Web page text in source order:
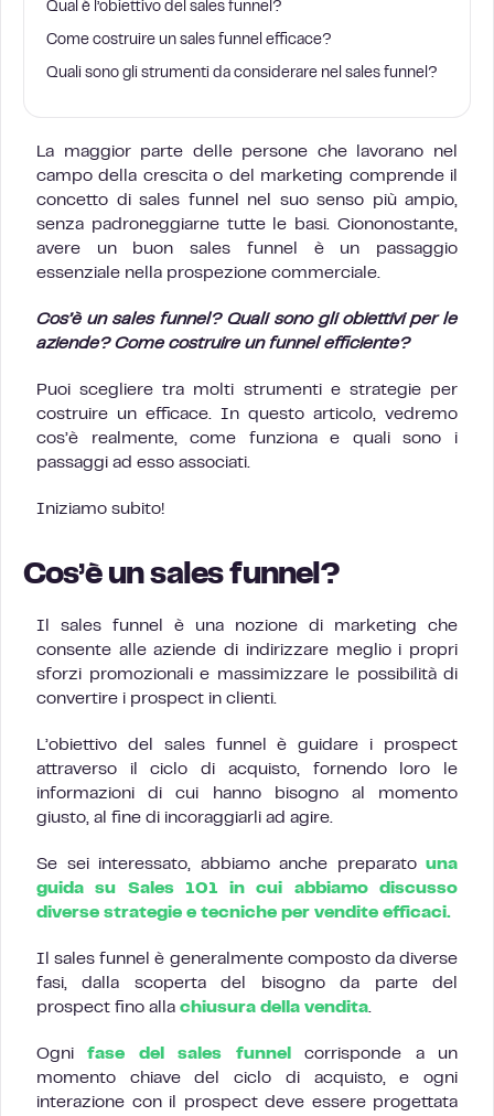
Qual è l’obiettivo del sales funnel?
Come costruire un sales funnel efficace?
Quali sono gli strumenti da considerare nel sales funnel?
La maggior parte delle persone che lavorano nel
campo della crescita o del marketing comprende il
concetto di sales funnel nel suo senso più ampio,
senza padroneggiarne tutte le basi. Ciononostante,
avere un buon sales funnel è un passaggio
essenziale nella prospezione commerciale.
Cos’è un sales funnel? Quali sono gli obiettivi per le
aziende? Come costruire un funnel efficiente?
Puoi scegliere tra molti strumenti e strategie per
costruire un efficace. In questo articolo, vedremo
cos’è realmente, come funziona e quali sono i
passaggi ad esso associati.
Iniziamo subito!
Cos’è un sales funnel?
Il sales funnel è una nozione di marketing che
consente alle aziende di indirizzare meglio i propri
sforzi promozionali e massimizzare le possibilità di
convertire i prospect in clienti.
L’obiettivo del sales funnel è guidare i prospect
attraverso il ciclo di acquisto, fornendo loro le
informazioni di cui hanno bisogno al momento
giusto, al fine di incoraggiarli ad agire.
Se sei interessato, abbiamo anche preparato una
guida su Sales 101 in cui abbiamo discusso
diverse strategie e tecniche per vendite efficaci.
Il sales funnel è generalmente composto da diverse
fasi, dalla scoperta del bisogno da parte del
prospect fino alla chiusura della vendita.
Ognifase del sales funnel
corrisponde a un
momento chiave del ciclo di acquisto, e ogni
interazione con il prospect deve essere progettata